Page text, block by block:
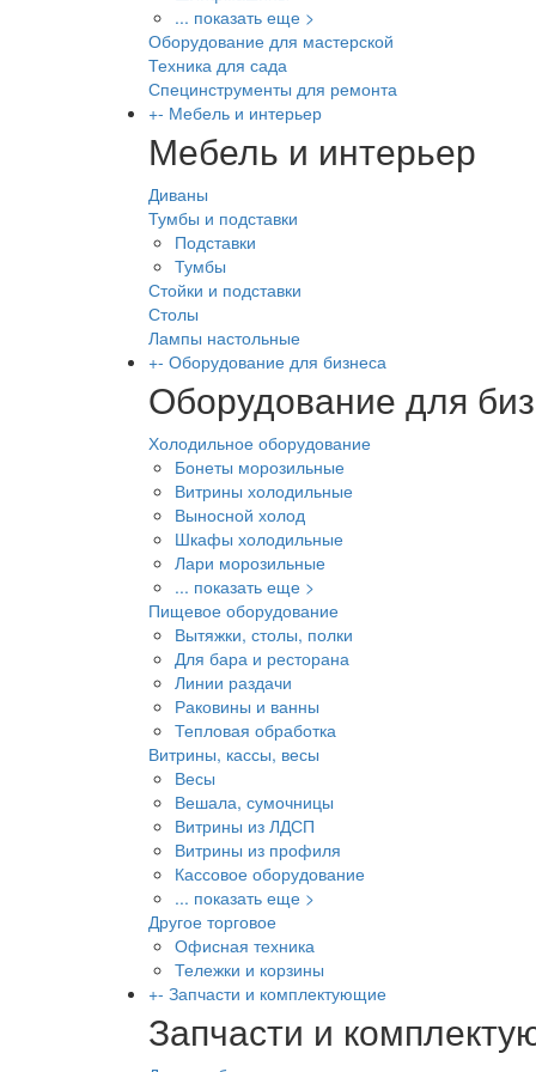
... показать еще >
Оборудование для мастерской
Техника для сада
Специнструменты для ремонта
+- Мебель и интерьер
Мебель и интерьер
Диваны
Тумбы и подставки
Подставки
Тумбы
Стойки и подставки
Столы
Лампы настольные
+- Оборудование для бизнеса
Оборудование для
Холодильное оборудование
Бонеты морозильные
Витрины холодильные
Выносной холод
Шкафы холодильные
Лари морозильные
... показать еще >
Пищевое оборудование
Вытяжки, столы, полки
Для бара и ресторана
Линии раздачи
Раковины и ванны
Тепловая обработка
Витрины, кассы, весы
Весы
Вешала, сумочницы
Витрины из ЛДСП
Витрины из профиля
Кассовое оборудование
... показать еще >
Другое торговое
Офисная техника
Тележки и корзины
+- Запчасти и комплектующие
Запчасти и